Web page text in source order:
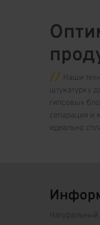
Наши
штукатурку
гипсовых
сепарация и
идеально